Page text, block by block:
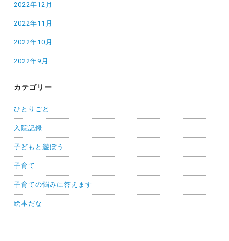
2022年12月
2022年11月
2022年10月
2022年9月
カテゴリー
ひとりごと
入院記録
子どもと遊ぼう
子育て
子育ての悩みに答えます
絵本だな